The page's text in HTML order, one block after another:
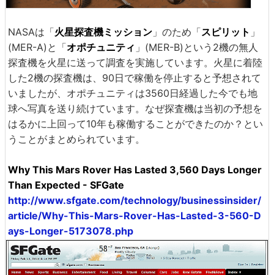
NASAは「火星探査機ミッション 」のため「スピリット 」
(MER-A)と「オポチュニティ 」(MER-B)という2機の無人
探査機を火星に送って調査を実施しています。火星に着陸
した2機の探査機は、90日で稼働を停止すると予想されて
いましたが、オポチュニティは3560日経過した今でも地
球へ写真を送り続けています。なぜ探査機は当初の予想を
はるかに上回って10年も稼働することができたのか？とい
うことがまとめられています。
Why This Mars Rover Has Lasted 3,560 Days Longer
Than Expected - SFGate
http://www.sfgate.com/technology/businessinsider/
article/Why-This-Mars-Rover-Has-Lasted-3-560-D
ays-Longer-5173078.php